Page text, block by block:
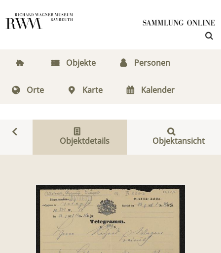
Objekte Personen
Orte Karte Kalender
Objektdetails Objektansicht